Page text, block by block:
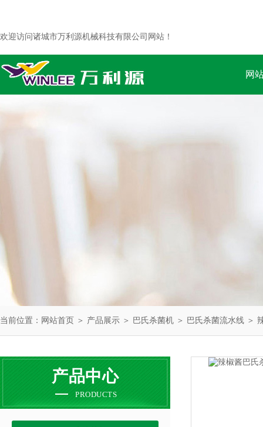
欢迎访问诸城市万利源机械科技有限公司网站！
网
当前位置： 网站首页 ＞ 产品展示 ＞ 巴氏杀菌机 ＞ 巴氏杀菌流水线 ＞
产品中心
PRODUCTS